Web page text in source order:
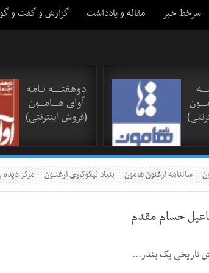
سرخط خبر مقاله و یادداشت گزارش و گفت و گو
دوهـفتـــــــه نــامـه
آوای هـــــامــــون
(فروش اینترنتی)
سالنامه ارغنون هامون بنیاد نیکوکاری ارغنــون مرکز
حسام مقدم
تاریخی یک بندر...